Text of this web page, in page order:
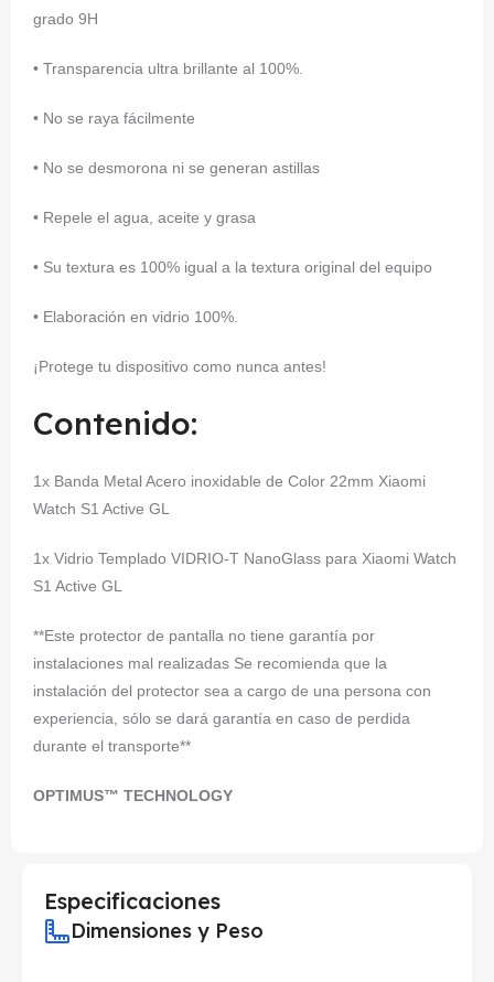
grado 9H
• Transparencia ultra brillante al 100%.
• No se raya fácilmente
• No se desmorona ni se generan astillas
• Repele el agua, aceite y grasa
• Su textura es 100% igual a la textura original del equipo
• Elaboración en vidrio 100%.
¡Protege tu dispositivo como nunca antes!
Contenido:
1x Banda Metal Acero inoxidable de Color 22mm Xiaomi
Watch S1 Active GL
1x Vidrio Templado VIDRIO-T NanoGlass para Xiaomi Watch
S1 Active GL
**Este protector de pantalla no tiene garantía por
instalaciones mal realizadas Se recomienda que la
instalación del protector sea a cargo de una persona con
experiencia, sólo se dará garantía en caso de perdida
durante el transporte**
OPTIMUS™ TECHNOLOGY
Especificaciones
Dimensiones y Peso